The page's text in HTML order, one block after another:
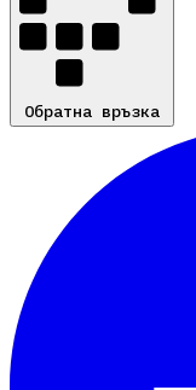
Обратна връзка
Обратна връзка